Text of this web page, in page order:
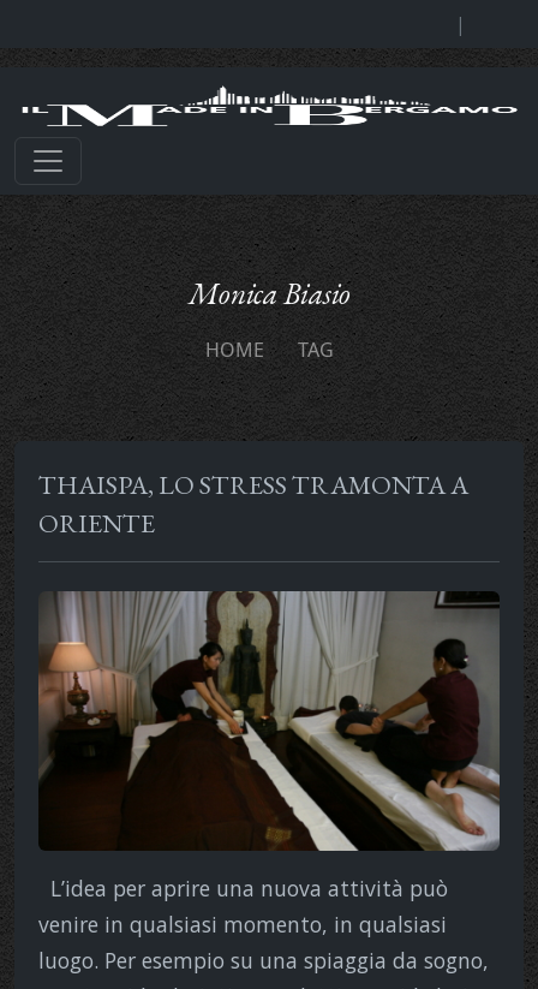
|
Monica Biasio
HOME TAG
THAISPA, LO STRESS TRAMONTA A
ORIENTE
L’idea per aprire una nuova attività può
venire in qualsiasi momento, in qualsiasi
luogo. Per esempio su una spiaggia da sogno,